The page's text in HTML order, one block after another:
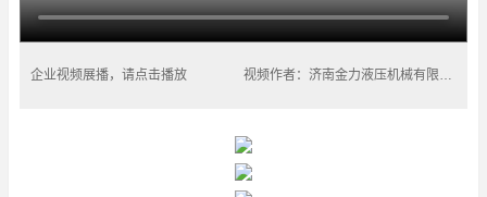
企业视频展播，请点击播放